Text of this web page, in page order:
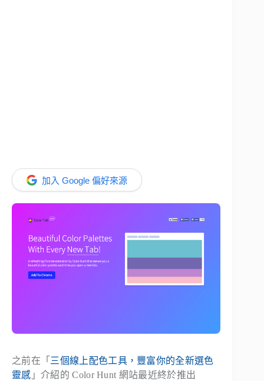
加入 Google 偏好來源
之前在「 三個線上配色工具，豐富你的全新選色
靈感 」介紹的 Color Hunt 網站最近終於推出